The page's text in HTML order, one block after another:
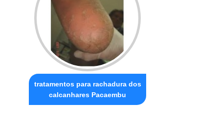
tratamentos para rachadura dos
calcanhares Pacaembu